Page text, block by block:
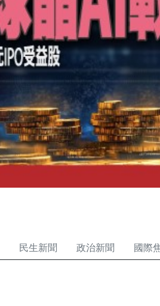
民生新聞 政治新聞 國際